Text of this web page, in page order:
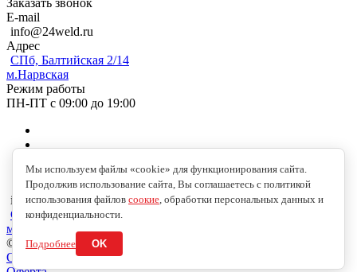
Заказать звонок
E-mail
info@24weld.ru
Адрес
СПб, Балтийская 2/14
м.Нарвская
Режим работы
ПН-ПТ с 09:00 до 19:00
info@24weld.ru
СПб, Балтийская 2/14
м.Нарвская
© 2026 Copyright © 2009-2026 //24WELD.RU//СВАРКА24//
Обработка персональных данных
Мы используем файлы «cookie» для функционирования сайта.
Продолжив использование сайта, Вы соглашаетесь с политикой
использования файлов соокие, обработки персональных данных и
конфиденциальности.
Подробнее OK